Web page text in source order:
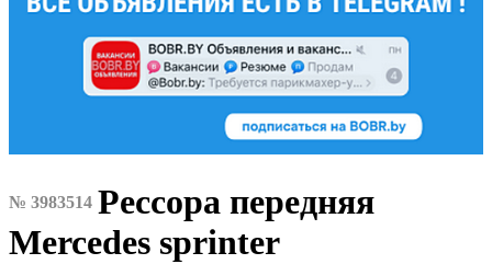
№ 3983514 Рессора передняя
Mercedes sprinter